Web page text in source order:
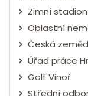
Zimní
Oblastní
Česká
Úřad práce
Golf Vinoř
Střední